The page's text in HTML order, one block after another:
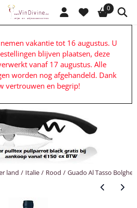
Kies instellingen of sta alle
0
vakantie tot 16 augustus. U
blijven plaatsen, deze
vanaf 17 augustus. Alle
worden nog afgehandeld. Dank
vertrouwen en begrip!
land / Italie / Rood / Guado Al Tasso